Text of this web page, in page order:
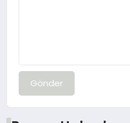
Gönder